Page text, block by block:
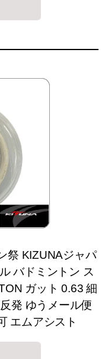
祭 KIZUNAジャパ
バドミントン ス
ガット 0.63 細
発 ゆうメール便
エムアシスト